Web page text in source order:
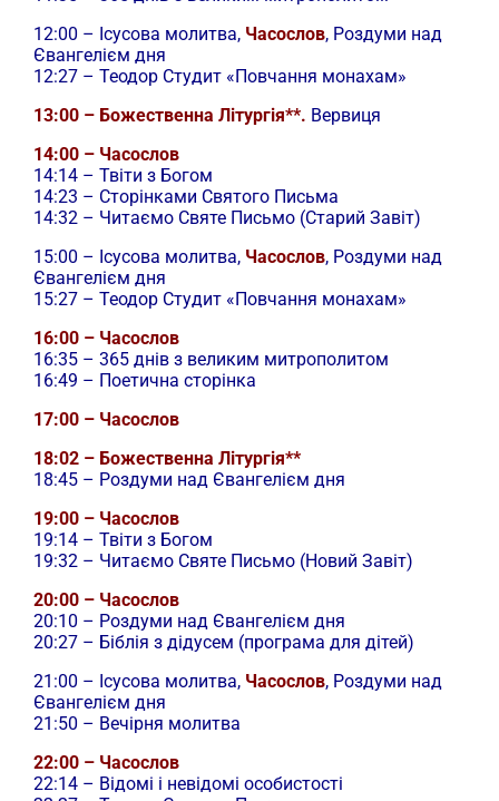
12:00 – Ісусова молитва, Часослов, Роздуми над
Євангелієм дня
12:27 – Теодор Студит «Повчання монахам»
13:00 – Божественна Літургія**. Вервиця
14:00 – Часослов
14:14 – Твіти з Богом
14:23 – Сторінками Святого Письма
14:32 – Читаємо Святе Письмо (Старий Завіт)
15:00 – Ісусова молитва, Часослов, Роздуми над
Євангелієм дня
15:27 – Теодор Студит «Повчання монахам»
16:00 – Часослов
16:35 – 365 днів з великим митрополитом
16:49 – Поетична сторінка
17:00 – Часослов
18:02 – Божественна Літургія**
18:45 – Роздуми над Євангелієм дня
19:00 – Часослов
19:14 – Твіти з Богом
19:32 – Читаємо Святе Письмо (Новий Завіт)
20:00 – Часослов
20:10 – Роздуми над Євангелієм дня
20:27 – Біблія з дідусем (програма для дітей)
21:00 – Ісусова молитва, Часослов, Роздуми над
Євангелієм дня
21:50 – Вечірня молитва
22:00 – Часослов
22:14 – Відомі і невідомі особистості